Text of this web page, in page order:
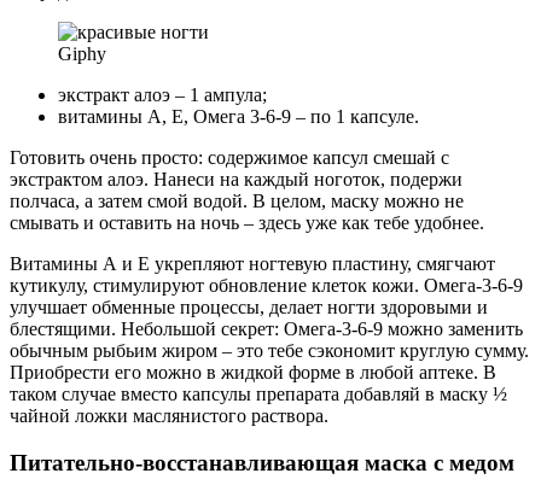
Giphy
экстракт алоэ – 1 ампула;
витамины А, Е, Омега 3-6-9 – по 1 капсуле.
Готовить очень просто: содержимое капсул смешай с
экстрактом алоэ. Нанеси на каждый ноготок, подержи
полчаса, а затем смой водой. В целом, маску можно не
смывать и оставить на ночь – здесь уже как тебе удобнее.
Витамины А и Е укрепляют ногтевую пластину, смягчают
кутикулу, стимулируют обновление клеток кожи. Омега-3-6-9
улучшает обменные процессы, делает ногти здоровыми и
блестящими. Небольшой секрет: Омега-3-6-9 можно заменить
обычным рыбьим жиром – это тебе сэкономит круглую сумму.
Приобрести его можно в жидкой форме в любой аптеке. В
таком случае вместо капсулы препарата добавляй в маску ½
чайной ложки маслянистого раствора.
Питательно-восстанавливающая маска с медом